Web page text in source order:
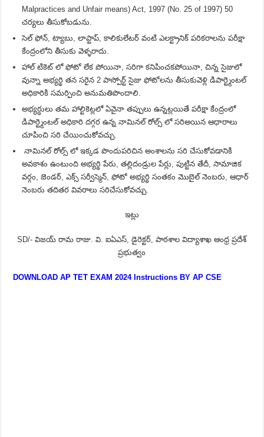
Malpractices and Unfair means) Act, 1997 (No. 25 of 1997) 50
చర్యలు తీసుకోబడును.
సెల్ ఫోన్, ట్యాబు, లాప్టాప్, కాలికులేటర్ వంటి ఎలక్ట్రానిక్ పరికరాలను పరీక్షా
కేంద్రంలోని తీసుకు వెళ్ళరాదు.
హాల్ టికెట్ లో ఫోటో లేక పోయినా, సరిగా కనిపించకపోయినా, చిన్న సైజులో
వున్నా అభ్యర్థి తన సరైన 2 పాస్పోర్ట్ సైజు ఫోటోలను తీసుకువెళ్లి డిపార్ట్మెంటల్
అధికారికి సమర్పించి అనుమతిపొందాలి.
అభ్యర్ధులు తమ హాల్టికెట్లలో ఏవైనా తప్పులు ఉన్నట్లయితే పరీక్షా కేంద్రంలో
డిపార్ట్మెంటల్ అధికారి దగ్గర ఉన్న నామినల్ రోల్స్ లో సరిఅయిన ఆధారాలు
చూపించి సరి చేయించుకోవచ్చు.
నామినల్ రోల్స్ లో ఇక్కడ పొందుపరిచిన అంశాలను సరి చేసుకోవడానికి
అవకాశం ఉంటుంది అభ్యర్థి పేరు, తల్లిదండ్రుల పేర్లు, పుట్టిన తేదీ, సామాజిక
వర్గం, జెండర్, ఎక్స్ సర్వీస్మెన్, ఫోటో అభ్యర్థి సంతకం మొబైల్ నెంబరు, ఆధార్
నెంబరు తదితర వివరాలు సరిచేసుకోవచ్చు.
ఇట్లు
SD/- విజయ్ రామ రాజు. వి. ఐఏఎస్, డైరెక్టర్, పాఠశాల విద్యాశాఖ ఆంధ్ర ప్రదేశ్
ప్రభుత్వం
DOWNLOAD AP TET EXAM 2024 Instructions BY AP CSE